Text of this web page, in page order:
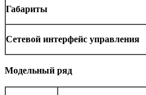
Габариты
Сетевой интерфейс управления
Модельный ряд